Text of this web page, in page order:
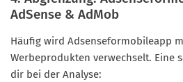
AdSense & AdMob
Häufig wird Adsenseformobileapp
Werbeprodukten verwechselt. Eine
dir bei der Analyse: